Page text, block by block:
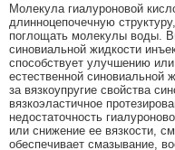
Молекула гиалуроновой
длинноцепочечную
поглощать молекулы воды.
синовиальной жидкости
способствует улучшению
естественной синовиальной
за вязкоупругие свойства
вязкоэластичное
недостаточность
или снижение ее вязкости,
обеспечивает смазывание,